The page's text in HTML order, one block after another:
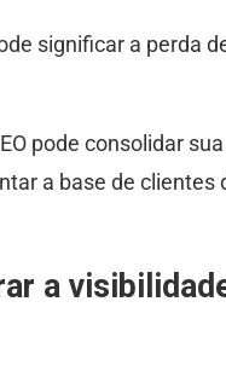
significar a perda
pode consolidar
a base de clientes
a